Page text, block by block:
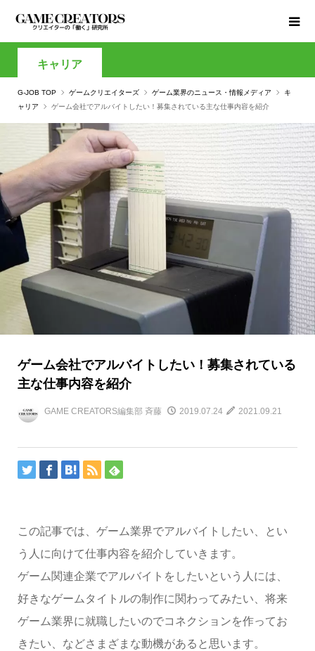
キャリア
G-JOB TOP ゲームクリエイターズ ゲーム業界のニュース・情報メディア
キ
ャリア
ゲーム会社でアルバイトしたい！募集されている主な仕事内容を紹介
ゲーム会社でアルバイトしたい！募集されている
主な仕事内容を紹介
GAME CREATORS編集部 斉藤 2019.07.24 2021.09.21
この記事では、ゲーム業界でアルバイトしたい、とい
う人に向けて仕事内容を紹介していきます。
ゲーム関連企業でアルバイトをしたいという人には、
好きなゲームタイトルの制作に関わってみたい、将来
ゲーム業界に就職したいのでコネクションを作ってお
きたい、などさまざまな動機があると思います。